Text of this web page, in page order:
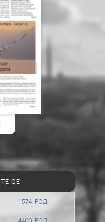
СЕ
1574 РСД
4400 РСД